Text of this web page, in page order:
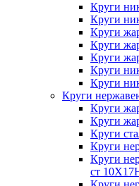
Круги
Круги
Круги
Круги
Круги
Круги
Круги
Круги
Круги
Круги
Круги
Круги
Круги
ст